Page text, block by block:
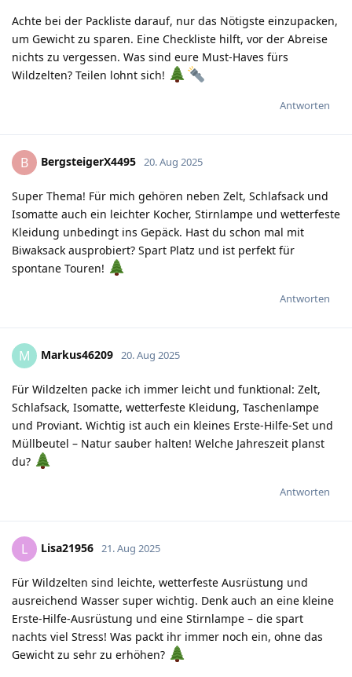
Achte bei der Packliste darauf, nur das Nötigste einzupacken,
um Gewicht zu sparen. Eine Checkliste hilft, vor der Abreise
nichts zu vergessen. Was sind eure Must-Haves fürs
Wildzelten? Teilen lohnt sich!
Antworten
B BergsteigerX4495 20. Aug 2025
Super Thema! Für mich gehören neben Zelt, Schlafsack und
Isomatte auch ein leichter Kocher, Stirnlampe und wetterfeste
Kleidung unbedingt ins Gepäck. Hast du schon mal mit
Biwaksack ausprobiert? Spart Platz und ist perfekt für
spontane Touren!
Antworten
M Markus46209 20. Aug 2025
Für Wildzelten packe ich immer leicht und funktional: Zelt,
Schlafsack, Isomatte, wetterfeste Kleidung, Taschenlampe
und Proviant. Wichtig ist auch ein kleines Erste-Hilfe-Set und
Müllbeutel – Natur sauber halten! Welche Jahreszeit planst
du?
Antworten
L Lisa21956 21. Aug 2025
Für Wildzelten sind leichte, wetterfeste Ausrüstung und
ausreichend Wasser super wichtig. Denk auch an eine kleine
Erste-Hilfe-Ausrüstung und eine Stirnlampe – die spart
nachts viel Stress! Was packt ihr immer noch ein, ohne das
Gewicht zu sehr zu erhöhen?